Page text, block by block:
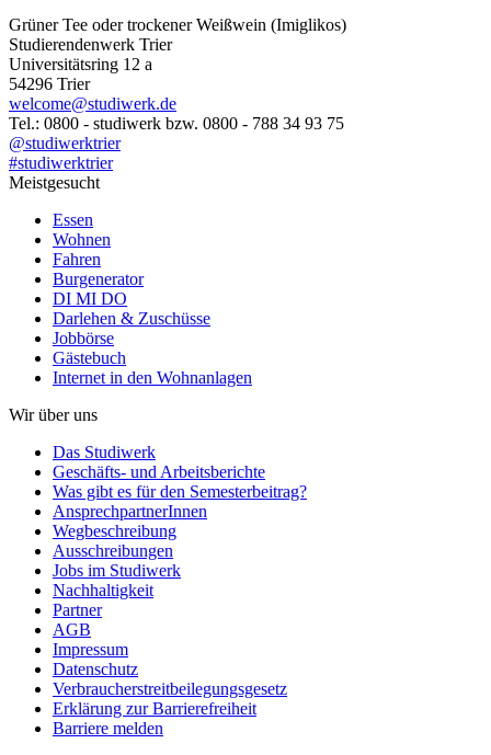
Grüner Tee oder trockener Weißwein (Imiglikos)
Studierendenwerk Trier
Universitätsring 12 a
54296 Trier
welcome@studiwerk.de
Tel.: 0800 - studiwerk bzw. 0800 - 788 34 93 75
@studiwerktrier
#studiwerktrier
Meistgesucht
Essen
Wohnen
Fahren
Burgenerator
DI MI DO
Darlehen & Zuschüsse
Jobbörse
Gästebuch
Internet in den Wohnanlagen
Wir über uns
Das Studiwerk
Geschäfts- und Arbeitsberichte
Was gibt es für den Semesterbeitrag?
AnsprechpartnerInnen
Wegbeschreibung
Ausschreibungen
Jobs im Studiwerk
Nachhaltigkeit
Partner
AGB
Impressum
Datenschutz
Verbraucherstreitbeilegungsgesetz
Erklärung zur Barrierefreiheit
Barriere melden